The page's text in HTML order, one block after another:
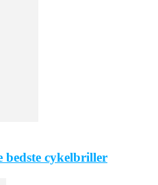
bedste cykelbriller